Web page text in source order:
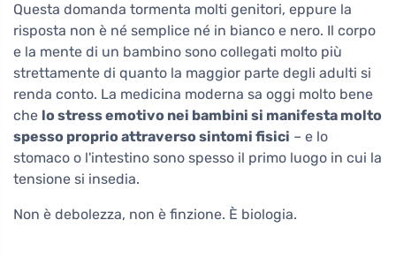
Questa domanda tormenta molti genitori, eppure la
risposta non è né semplice né in bianco e nero. Il corpo
e la mente di un bambino sono collegati molto più
strettamente di quanto la maggior parte degli adulti si
renda conto. La medicina moderna sa oggi molto bene
che lo stress emotivo nei bambini si manifesta molto
spesso proprio attraverso sintomi fisici – e lo
stomaco o l'intestino sono spesso il primo luogo in cui la
tensione si insedia.
Non è debolezza, non è finzione. È biologia.